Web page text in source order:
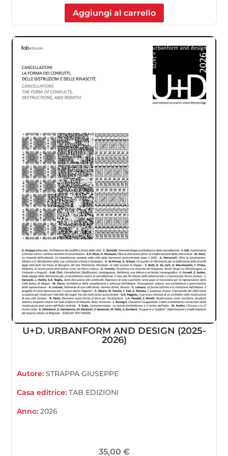
Aggiungi al carrello
U+D. URBANFORM AND DESIGN (2025-
2026)
Autore:STRAPPA GIUSEPPE
Casa editrice:TAB EDIZIONI
Anno:2026
35,00 €